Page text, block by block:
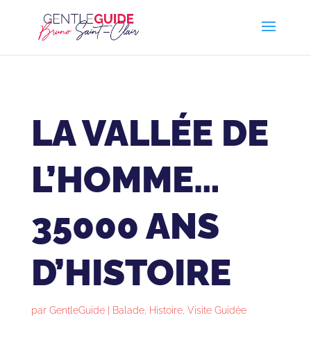
LA VALLÉE DE
L’HOMME…
35000 ANS
D’HISTOIRE
par GentleGuide| Balade, Histoire, Visite Guidée